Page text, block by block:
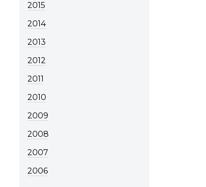
2015
2014
2013
2012
2011
2010
2009
2008
2007
2006